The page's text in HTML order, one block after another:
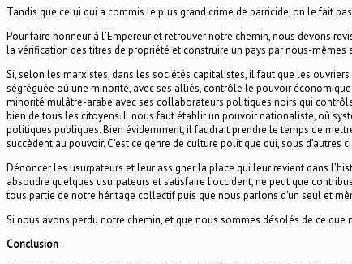
Tandis que celui qui a commis le plus grand crime de parricide, on le fait
Pour faire honneur à l’Empereur et retrouver notre chemin, nous devons
la vérification des titres de propriété et construire un pays par nous-mêmes
Si, selon les marxistes, dans les sociétés capitalistes, il faut que les
ségréguée où une minorité, avec ses alliés, contrôle le pouvoir
minorité mulâtre-arabe avec ses collaborateurs politiques noirs qui
bien de tous les citoyens. Il nous faut établir un pouvoir nationaliste, où
politiques publiques. Bien évidemment, il faudrait prendre le temps de
succèdent au pouvoir. C’est ce genre de culture politique qui, sous
Dénoncer les usurpateurs et leur assigner la place qui leur revient dans
absoudre quelques usurpateurs et satisfaire l’occident, ne peut que
tous partie de notre héritage collectif puis que nous parlons d’un seul et
Si nous avons perdu notre chemin, et que nous sommes désolés de ce
Conclusion :